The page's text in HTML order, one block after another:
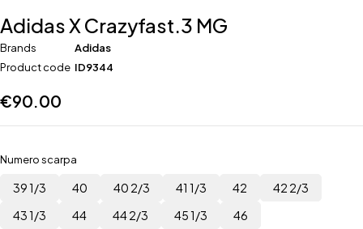
Adidas X Crazyfast.3 MG
Brands
Adidas
Product code ID9344
€90.00
Numero scarpa
39 1/3 40 40 2/3 41 1/3 42
42 2/3
43 1/3
44 44 2/3 45 1/3 46